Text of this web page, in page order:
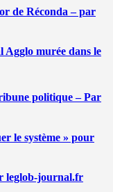
de Réconda – par
Agglo murée dans le
politique – Par
le système » pour
leglob-journal.fr